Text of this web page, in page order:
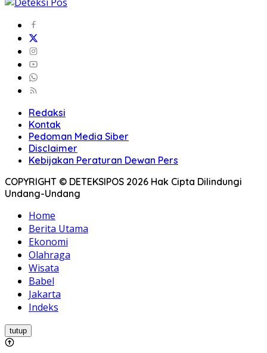
Redaksi
Kontak
Pedoman Media Siber
Disclaimer
Kebijakan Peraturan Dewan Pers
COPYRIGHT © DETEKSIPOS 2026 Hak Cipta Dilindungi
Undang-Undang
Home
Berita Utama
Ekonomi
Olahraga
Wisata
Babel
Jakarta
Indeks
tutup